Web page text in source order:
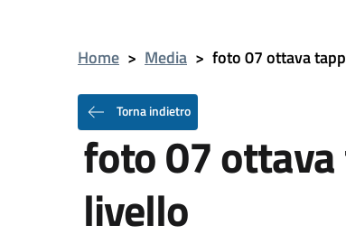
Home > Media > foto 07 ottava
Torna indietro
foto 07
livello